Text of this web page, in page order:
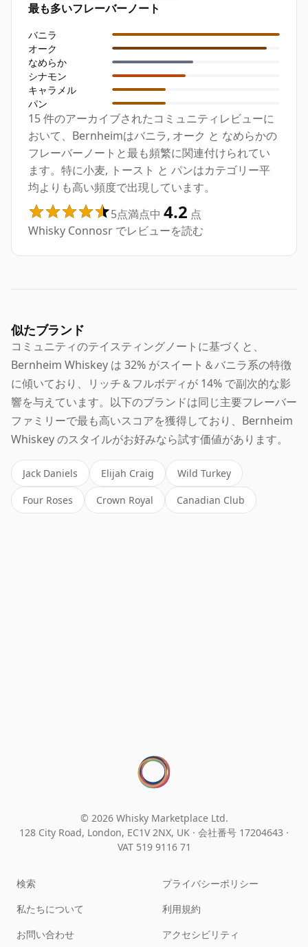
最も多いフレーバーノート
バニラ
オーク
なめらか
シナモン
キャラメル
パン
15 件のアーカイブされたコミュニティレビューに
おいて、Bernheimはバニラ, オーク と なめらかの
フレーバーノートと最も頻繁に関連付けられてい
ます。特に小麦, トースト と パンはカテゴリー平
均よりも高い頻度で出現しています。
5点満点中 4.2 点
Whisky Connosr でレビューを読む
似たブランド
コミュニティのテイスティングノートに基づくと、
Bernheim Whiskey は 32% がスイート＆バニラ系の特徴
に傾いており、リッチ＆フルボディが 14% で副次的な影
響を与えています。以下のブランドは同じ主要フレーバー
ファミリーで最も高いスコアを獲得しており、Bernheim
Whiskey のスタイルがお好みなら試す価値があります。
Jack Daniels Elijah Craig Wild Turkey
Four Roses Crown Royal Canadian Club
© 2026 Whisky Marketplace Ltd.
128 City Road, London, EC1V 2NX, UK · 会社番号 17204643 ·
VAT 519 9116 71
検索
私たちについて
お問い合わせ
プライバシーポリシー
利用規約
アクセシビリティ